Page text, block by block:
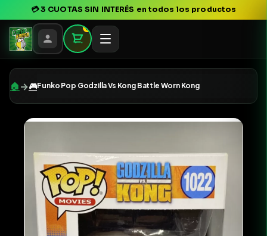
💳3 CUOTAS SIN INTERÉS en todos los productos
0
🏠 →🎮Funko Pop Godzilla Vs Kong Battle Worn Kong